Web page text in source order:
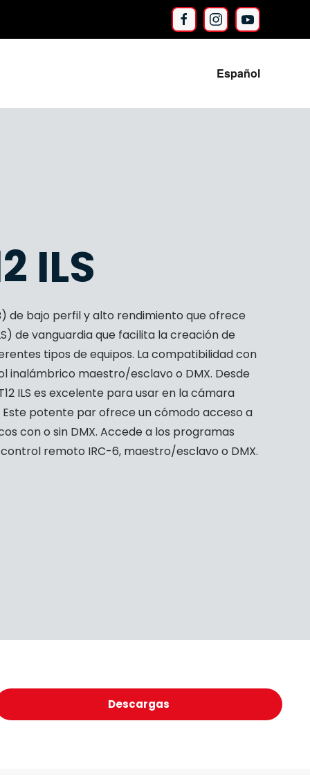
Español
ILS
de bajo perfil y alto rendimiento que ofrece
de vanguardia que facilita la creación de
tipos de equipos. La compatibilidad con
inalámbrico maestro/esclavo o DMX. Desde
ILS es excelente para usar en la cámara
potente par ofrece un cómodo acceso a
con o sin DMX. Accede a los programas
remoto IRC-6, maestro/esclavo o DMX.
Descargas